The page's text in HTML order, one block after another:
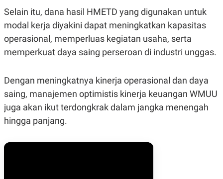
E
R
R
T
I
S
N
G
M
E
D
I
A
Selain itu, dana hasil HMETD yang digunakan untuk
modal kerja diyakini dapat meningkatkan kapasitas
operasional, memperluas kegiatan usaha, serta
memperkuat daya saing perseroan di industri unggas.
Dengan meningkatnya kinerja operasional dan daya
saing, manajemen optimistis kinerja keuangan WMUU
juga akan ikut terdongkrak dalam jangka menengah
hingga panjang.